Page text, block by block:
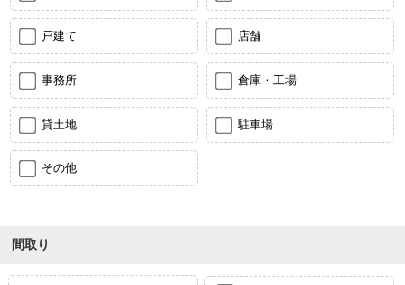
戸建て 店舗
事務所 倉庫・工場
貸土地 駐車場
その他
間取り